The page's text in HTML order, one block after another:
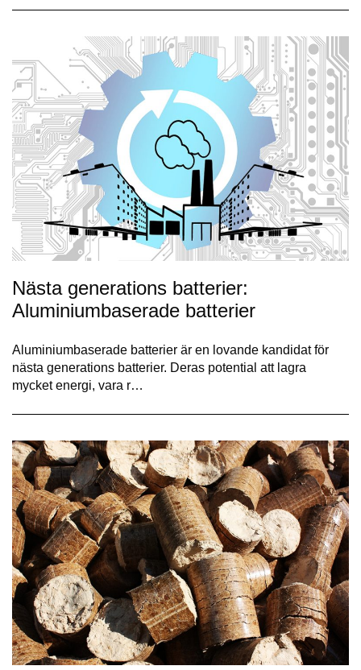
Nästa generations batterier:
Aluminiumbaserade batterier
Aluminiumbaserade batterier är en lovande kandidat för
nästa generations batterier. Deras potential att lagra
mycket energi, vara r…